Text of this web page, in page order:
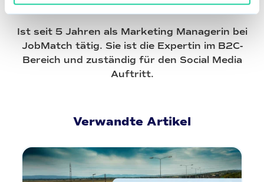
Ist seit 5 Jahren als Marketing Managerin bei
JobMatch tätig. Sie ist die Expertin im B2C-
Bereich und zuständig für den Social Media
Auftritt.
Verwandte Artikel